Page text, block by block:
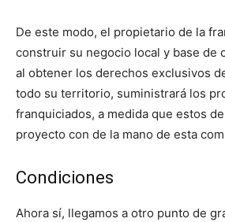
De este modo, el propietario de la
construir su negocio local y base de
al obtener los derechos exclusivos
todo su territorio, suministrará los
franquiciados, a medida que estos
proyecto con de la mano de esta
Condiciones
Ahora sí, llegamos a otro punto de